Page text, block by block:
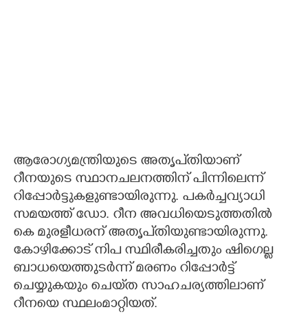
ആരോഗ്യമന്ത്രിയുടെ അതൃപ്‌തിയാണ്
റീനയുടെ സ്ഥാനചലനത്തിന് പിന്നിലെന്ന്
റിപ്പോർട്ടുകളുണ്ടായിരുന്നു. പകർച്ചവ്യാധി
സമയത്ത് ഡോ. റീന അവധിയെടുത്തതിൽ
കെ മുരളീധരന് അതൃപ്‌തിയുണ്ടായിരുന്നു.
കോഴിക്കോട് നിപ സ്ഥിരീകരിച്ചതും ഷിഗെല്ല
ബാധയെത്തുടർന്ന് മരണം റിപ്പോർട്ട്
ചെയ്യുകയും ചെയ്‌ത സാഹചര്യത്തിലാണ്
റീനയെ സ്ഥലംമാറ്റിയത്.